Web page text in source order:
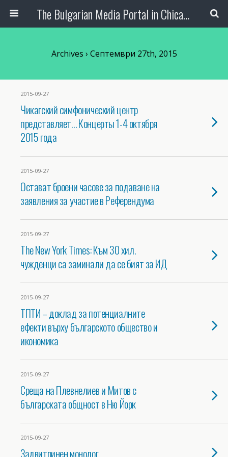
The Bulgarian Media Portal in Chicago
Archives › Септември 27th, 2015
2015-09-27
Чикагский симфонический центр
представляет… Концерты 1-4 октября
2015 года
2015-09-27
Остават броени часове за подаване на
заявления за участие в Референдума
2015-09-27
The New York Times: Към 30 хил.
чужденци са заминали да се бият за ИД
2015-09-27
ТПТИ – доклад за потенциалните
ефекти върху българското общество и
икономика
2015-09-27
Среща на Плевнелиев и Митов с
българската общност в Ню Йорк
2015-09-27
Задвитринен монолог